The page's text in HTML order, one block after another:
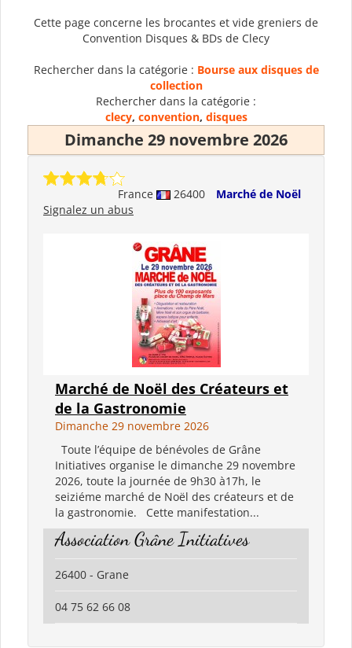
Cette page concerne les brocantes et vide greniers de
Convention Disques & BDs de Clecy
Rechercher dans la catégorie : Bourse aux disques de
collection
Rechercher dans la catégorie :
clecy, convention, disques
Dimanche 29 novembre 2026
France 26400
Marché de Noël
Signalez un abus
Marché de Noël des Créateurs et
de la Gastronomie
Dimanche 29 novembre 2026
Toute l’équipe de bénévoles de Grâne
Initiatives organise le dimanche 29 novembre
2026, toute la journée de 9h30 à17h, le
seiziéme marché de Noël des créateurs et de
la gastronomie. Cette manifestation...
Association Grâne Initiatives
26400 - Grane
04 75 62 66 08